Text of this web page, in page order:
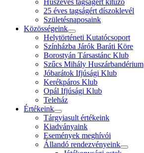
Húszéves tagságért kitűző
25 éves tagságért díszoklevél
Születésnaposaink
Közösségeink
Helytörténeti Kutatócsoport
Színházba Járók Baráti Köre
Borostyán Társastánc Klub
Szűcs Mihály Huszárbandérium
Jóbarátok Ifjúsági Klub
Kerékpáros Klub
Opál Ifjúsági Klub
Teleház
Értékeink
Tárgyiasult értékeink
Kiadványaink
Események meghívói
Állandó rendezvényeink